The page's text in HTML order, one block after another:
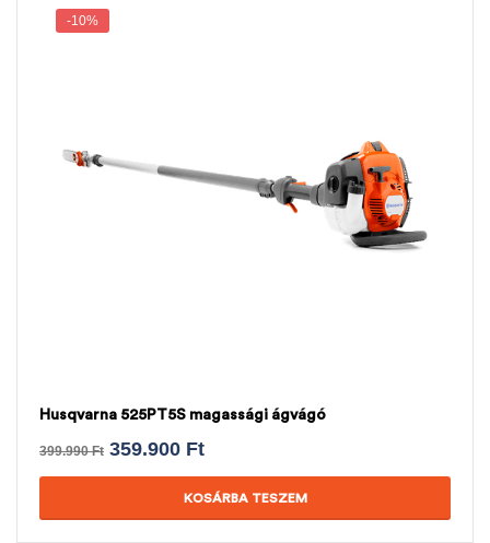
-10%
Husqvarna 525PT5S magassági ágvágó
399.990Ft 359.900 Ft
KOSÁRBA TESZEM